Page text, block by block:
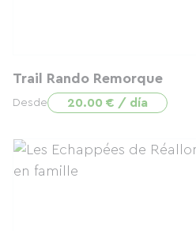
Trail Rando Remorque
Desde 20.00 € / día